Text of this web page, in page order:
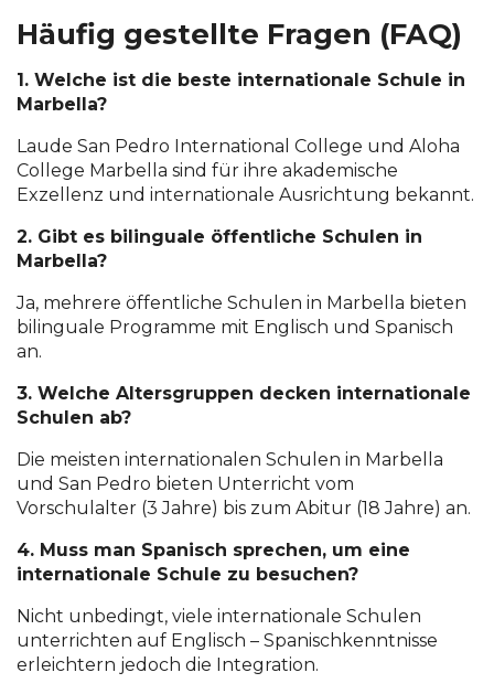
Häufig gestellte Fragen (FAQ)
1. Welche ist die beste internationale Schule in
Marbella?
Laude San Pedro International College und Aloha
College Marbella sind für ihre akademische
Exzellenz und internationale Ausrichtung bekannt.
2. Gibt es bilinguale öffentliche Schulen in
Marbella?
Ja, mehrere öffentliche Schulen in Marbella bieten
bilinguale Programme mit Englisch und Spanisch
an.
3. Welche Altersgruppen decken internationale
Schulen ab?
Die meisten internationalen Schulen in Marbella
und San Pedro bieten Unterricht vom
Vorschulalter (3 Jahre) bis zum Abitur (18 Jahre) an.
4. Muss man Spanisch sprechen, um eine
internationale Schule zu besuchen?
Nicht unbedingt, viele internationale Schulen
unterrichten auf Englisch – Spanischkenntnisse
erleichtern jedoch die Integration.